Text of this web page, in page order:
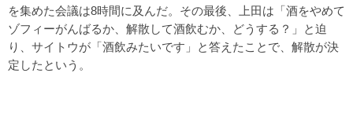
を集めた会議は8時間に及んだ。その最後、上田は「酒をやめて
ゾフィーがんばるか、解散して酒飲むか、どうする？」と迫
り、サイトウが「酒飲みたいです」と答えたことで、解散が決
定したという。